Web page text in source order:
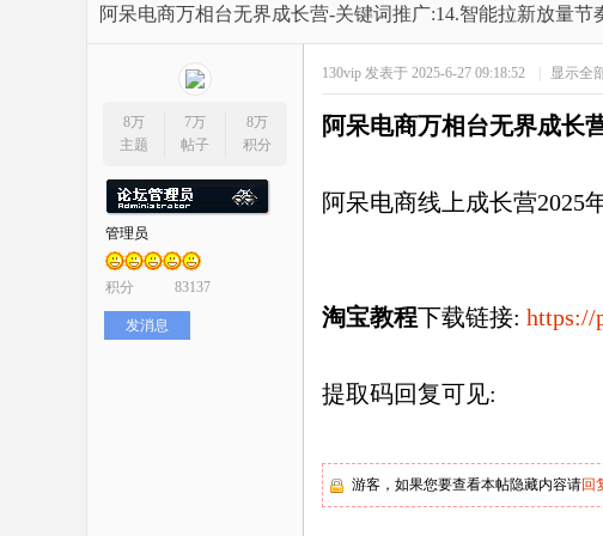
开» › › ›
阿呆电商万相台无界成长营-关键词推广:14.智能拉新放量节
8万
主题
7万
帖子
8万
积分
管理员
积分 83137
发消息
130vip 发表于 2025-6-27 09:18:52 | 显示全
阿呆电商万相台无界成长
阿呆电商线上成长营2025
淘宝教程下载链接: https://
提取码回复可见:
游客，如果您要查看本帖隐藏内容请回